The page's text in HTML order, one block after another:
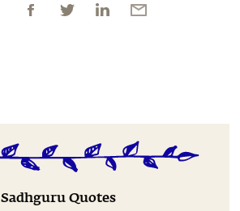
Sadhguru Quotes